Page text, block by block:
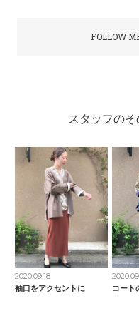
FOLLOW
スタッフの
2020.09.18
袖口をアクセントに コート